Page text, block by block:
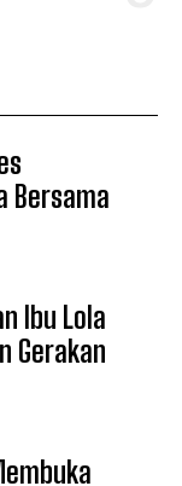
Bersama
Ibu Lola
Gerakan